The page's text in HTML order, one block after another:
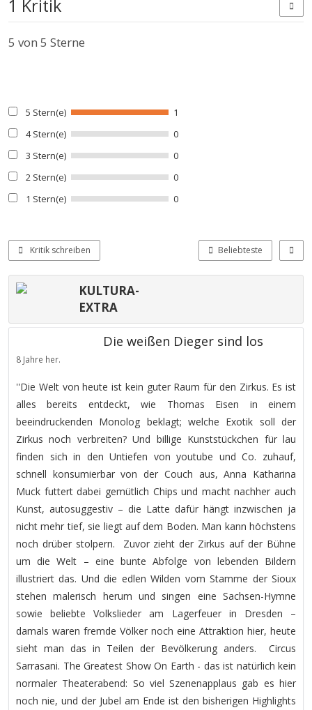
1 Kritik
5 von 5 Sterne
5 Stern(e)
1
4 Stern(e)
0
3 Stern(e)
0
2 Stern(e)
0
1 Stern(e)
0
Kritik schreiben Beliebteste
KULTURA-
EXTRA
Die weißen Dieger sind los
8 Jahre her.
''Die Welt von heute ist kein guter Raum für den Zirkus. Es ist
alles bereits entdeckt, wie Thomas Eisen in einem
beeindruckenden Monolog beklagt; welche Exotik soll der
Zirkus noch verbreiten? Und billige Kunststückchen für lau
finden sich in den Untiefen von youtube und Co. zuhauf,
schnell konsumierbar von der Couch aus, Anna Katharina
Muck futtert dabei gemütlich Chips und macht nachher auch
Kunst, autosuggestiv – die Latte dafür hängt inzwischen ja
nicht mehr tief, sie liegt auf dem Boden. Man kann höchstens
noch drüber stolpern. Zuvor zieht der Zirkus auf der Bühne
um die Welt – eine bunte Abfolge von lebenden Bildern
illustriert das. Und die edlen Wilden vom Stamme der Sioux
stehen malerisch herum und singen eine Sachsen-Hymne
sowie beliebte Volkslieder am Lagerfeuer in Dresden –
damals waren fremde Völker noch eine Attraktion hier, heute
sieht man das in Teilen der Bevölkerung anders. Circus
Sarrasani. The Greatest Show On Earth - das ist natürlich kein
normaler Theaterabend: So viel Szenenapplaus gab es hier
noch nie, und der Jubel am Ende ist den bisherigen Highlights